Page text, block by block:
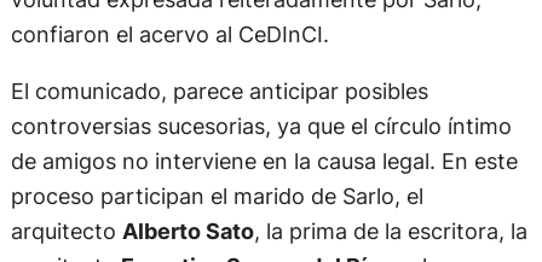
confiaron el acervo al CeDInCI.
El comunicado, parece anticipar posibles
controversias sucesorias, ya que el círculo íntimo
de amigos no interviene en la causa legal. En este
proceso participan el marido de Sarlo, el
arquitecto Alberto Sato, la prima de la escritora, la